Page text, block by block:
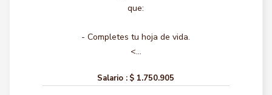
que:
- Completes tu hoja de vida.
<...
Salario : $ 1.750.905